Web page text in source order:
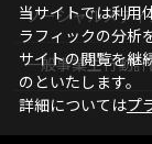
ソーシャルメデ
一般事業主行動
当サイトでは利用
ラフィックの分析
サイトの閲覧を継
のといたします。
詳細についてはプ